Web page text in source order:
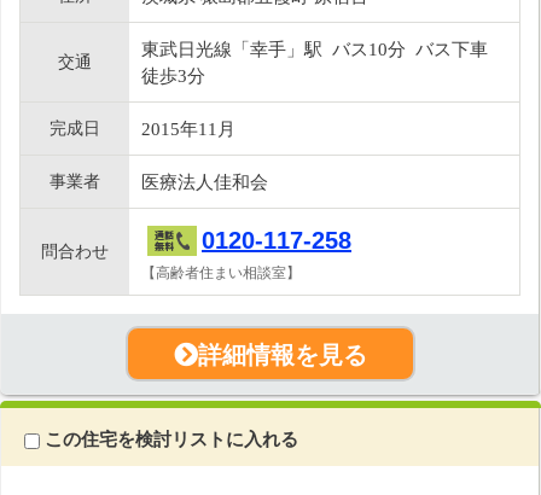
交通
東武日光線「幸手」駅 バス10分 バス下車
徒歩3分
完成日 2015年11月
事業者 医療法人佳和会
問合わせ 0120-117-258
【高齢者住まい相談室】
詳細情報を見る
この住宅を検討リストに入れる